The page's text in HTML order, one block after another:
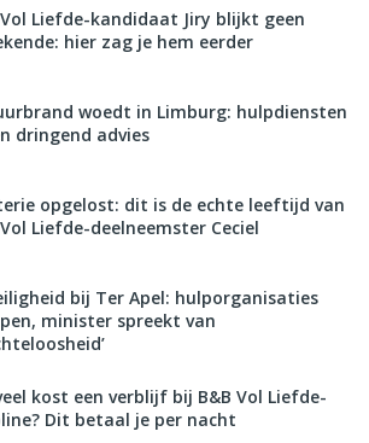
Vol Liefde-kandidaat Jiry blijkt geen
hier zag je hem eerder
woedt in Limburg: hulpdiensten
dringend advies
opgelost: dit is de echte leeftijd van
Liefde-deelneemster Ceciel
bij Ter Apel: hulporganisaties
minister spreekt van
kost een verblijf bij B&B Vol Liefde-
Dit betaal je per nacht